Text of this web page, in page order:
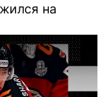
на